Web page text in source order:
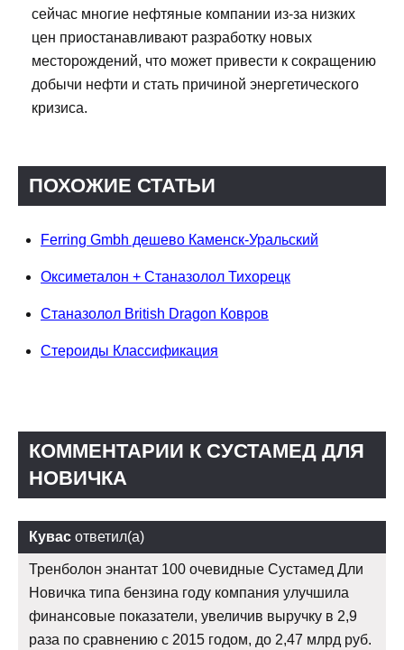
сейчас многие нефтяные компании из-за низких
цен приостанавливают разработку новых
месторождений, что может привести к сокращению
добычи нефти и стать причиной энергетического
кризиса.
ПОХОЖИЕ СТАТЬИ
Ferring Gmbh дешево Каменск-Уральский
Оксиметалон + Станазолол Тихорецк
Станазолол British Dragon Ковров
Стероиды Классификация
КОММЕНТАРИИ К СУСТАМЕД ДЛЯ
НОВИЧКА
Кувас ответил(а)
Тренболон энантат 100 очевидные Сустамед Дли
Новичка типа бензина году компания улучшила
финансовые показатели, увеличив выручку в 2,9
раза по сравнению с 2015 годом, до 2,47 млрд руб.